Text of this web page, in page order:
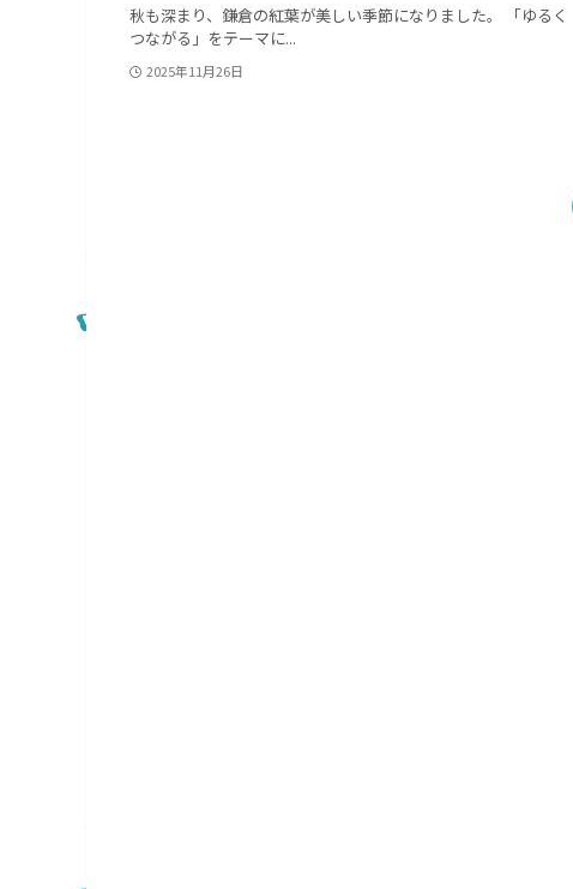
秋も深まり、鎌倉の紅葉が美しい季節になりました。 「ゆるく
つながる」をテーマに...
2025年11月26日